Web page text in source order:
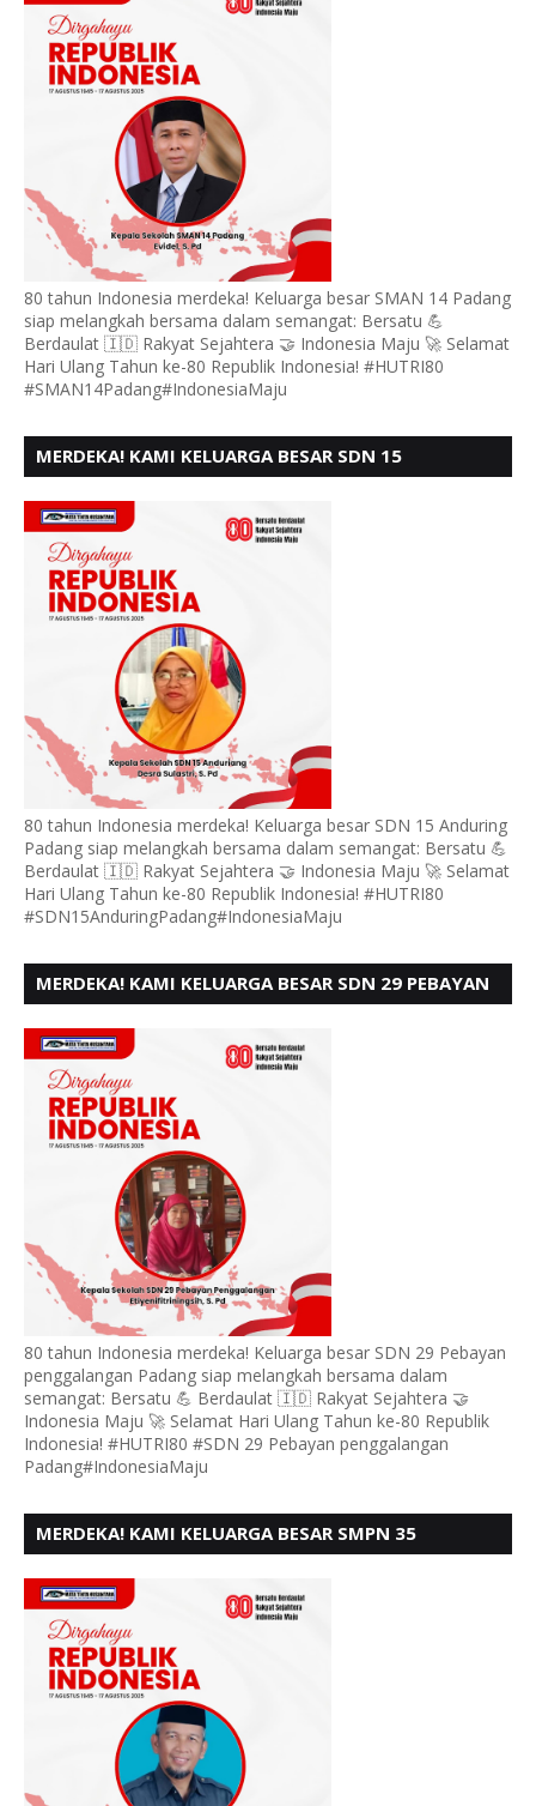
80 tahun Indonesia merdeka! Keluarga besar SMAN 14 Padang
siap melangkah bersama dalam semangat: Bersatu 💪
Berdaulat 🇮🇩 Rakyat Sejahtera 🤝 Indonesia Maju 🚀 Selamat
Hari Ulang Tahun ke-80 Republik Indonesia! #HUTRI80
#SMAN14Padang#IndonesiaMaju
MERDEKA! KAMI KELUARGA BESAR SDN 15
80 tahun Indonesia merdeka! Keluarga besar SDN 15 Anduring
Padang siap melangkah bersama dalam semangat: Bersatu 💪
Berdaulat 🇮🇩 Rakyat Sejahtera 🤝 Indonesia Maju 🚀 Selamat
Hari Ulang Tahun ke-80 Republik Indonesia! #HUTRI80
#SDN15AnduringPadang#IndonesiaMaju
MERDEKA! KAMI KELUARGA BESAR SDN 29 PEBAYAN
KE - 80
80 tahun Indonesia merdeka! Keluarga besar SDN 29 Pebayan
penggalangan Padang siap melangkah bersama dalam
semangat: Bersatu 💪 Berdaulat 🇮🇩 Rakyat Sejahtera 🤝
Indonesia Maju 🚀 Selamat Hari Ulang Tahun ke-80 Republik
Indonesia! #HUTRI80 #SDN 29 Pebayan penggalangan
Padang#IndonesiaMaju
MERDEKA! KAMI KELUARGA BESAR SMPN 35